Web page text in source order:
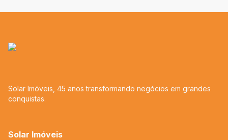
Solar Imóveis, 45 anos transformando negócios em grandes
conquistas.
Solar Imóveis